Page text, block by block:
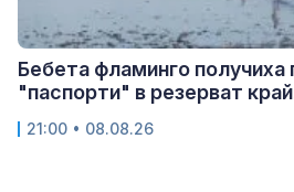
Бебета фламинго получиха
"паспорти" в резерват
21:00 • 08.08.26